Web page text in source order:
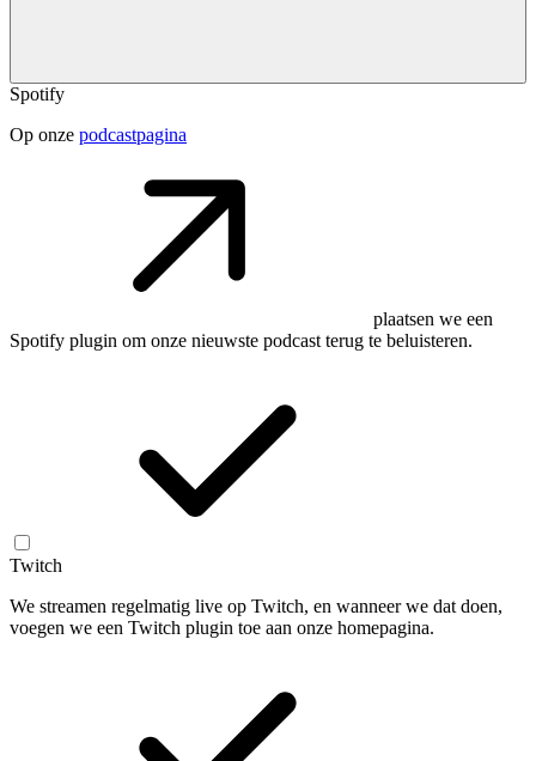
Spotify
Op onze podcastpagina
plaatsen we een
Spotify plugin om onze nieuwste podcast terug te beluisteren.
Twitch
We streamen regelmatig live op Twitch, en wanneer we dat doen,
voegen we een Twitch plugin toe aan onze homepagina.